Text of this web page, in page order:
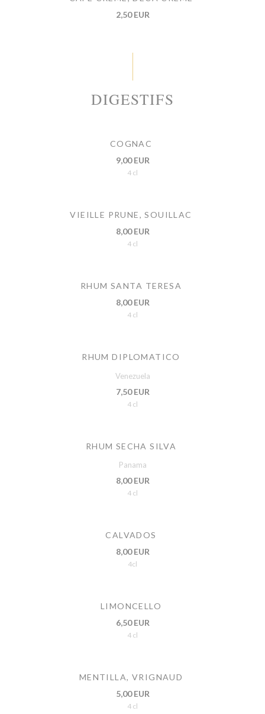
2,50 EUR
DIGESTIFS
COGNAC
9,00 EUR
4 cl
VIEILLE PRUNE, SOUILLAC
8,00 EUR
4 cl
RHUM SANTA TERESA
8,00 EUR
4 cl
RHUM DIPLOMATICO
Venezuela
7,50 EUR
4 cl
RHUM SECHA SILVA
Panama
8,00 EUR
4 cl
CALVADOS
8,00 EUR
4cl
LIMONCELLO
6,50 EUR
4 cl
MENTILLA, VRIGNAUD
5,00 EUR
4 cl